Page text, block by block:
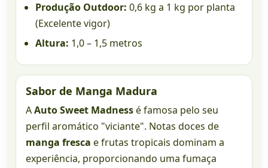
Produção Outdoor: 0,6 kg a 1 kg por planta
(Excelente vigor)
Altura: 1,0 – 1,5 metros
Sabor de Manga Madura
AAuto Sweet Madnessé famosa pelo seu
perfil aromático "viciante". Notas doces de
manga fresca e frutas tropicais dominam a
experiência, proporcionando uma fumaça